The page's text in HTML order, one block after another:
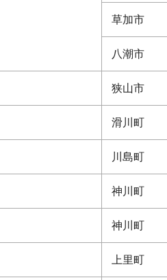
草加市
八潮市
狭山市
滑川町
川島町
神川町
神川町
上里町